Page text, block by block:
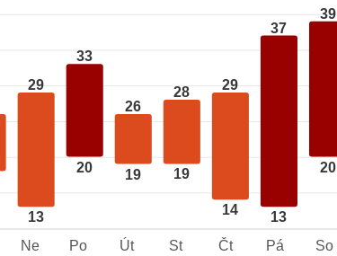
29
13
33
20
26
19
28
19
29
14
37
13
39
20
Ne Po Út St Čt Pá So